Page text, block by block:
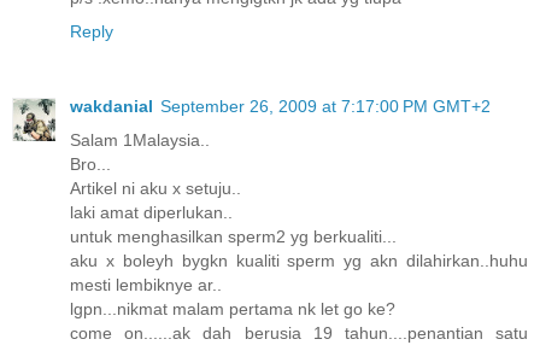
Reply
wakdanial September 26, 2009 at 7:17:00 PM GMT+2
Salam 1Malaysia..
Bro...
Artikel ni aku x setuju..
laki amat diperlukan..
untuk menghasilkan sperm2 yg berkualiti...
aku x boleyh bygkn kualiti sperm yg akn dilahirkan..huhu
mesti lembiknye ar..
lgpn...nikmat malam pertama nk let go ke?
come on......ak dah berusia 19 tahun....penantian satu